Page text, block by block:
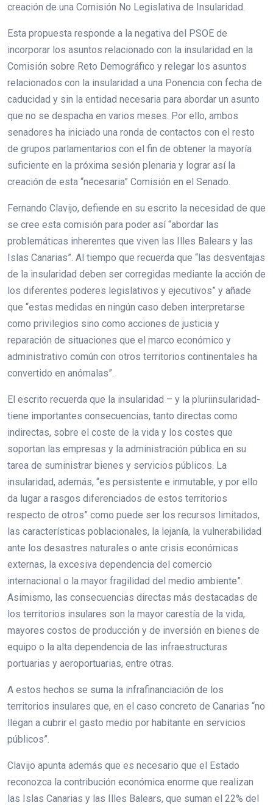
creación de una Comisión No Legislativa de Insularidad.
Esta propuesta responde a la negativa del PSOE de
incorporar los asuntos relacionado con la insularidad en la
Comisión sobre Reto Demográfico y relegar los asuntos
relacionados con la insularidad a una Ponencia con fecha de
caducidad y sin la entidad necesaria para abordar un asunto
que no se despacha en varios meses. Por ello, ambos
senadores ha iniciado una ronda de contactos con el resto
de grupos parlamentarios con el fin de obtener la mayoría
suficiente en la próxima sesión plenaria y lograr así la
creación de esta “necesaria” Comisión en el Senado.
Fernando Clavijo, defiende en su escrito la necesidad de que
se cree esta comisión para poder así “abordar las
problemáticas inherentes que viven las Illes Balears y las
Islas Canarias”. Al tiempo que recuerda que “las desventajas
de la insularidad deben ser corregidas mediante la acción de
los diferentes poderes legislativos y ejecutivos” y añade
que “estas medidas en ningún caso deben interpretarse
como privilegios sino como acciones de justicia y
reparación de situaciones que el marco económico y
administrativo común con otros territorios continentales ha
convertido en anómalas”.
El escrito recuerda que la insularidad – y la pluriinsularidad-
tiene importantes consecuencias, tanto directas como
indirectas, sobre el coste de la vida y los costes que
soportan las empresas y la administración pública en su
tarea de suministrar bienes y servicios públicos. La
insularidad, además, “es persistente e inmutable, y por ello
da lugar a rasgos diferenciados de estos territorios
respecto de otros” como puede ser los recursos limitados,
las características poblacionales, la lejanía, la vulnerabilidad
ante los desastres naturales o ante crisis económicas
externas, la excesiva dependencia del comercio
internacional o la mayor fragilidad del medio ambiente”.
Asimismo, las consecuencias directas más destacadas de
los territorios insulares son la mayor carestía de la vida,
mayores costos de producción y de inversión en bienes de
equipo o la alta dependencia de las infraestructuras
portuarias y aeroportuarias, entre otras.
A estos hechos se suma la infrafinanciación de los
territorios insulares que, en el caso concreto de Canarias “no
llegan a cubrir el gasto medio por habitante en servicios
públicos”.
Clavijo apunta además que es necesario que el Estado
reconozca la contribución económica enorme que realizan
las Islas Canarias y las Illes Balears, que suman el 22% del